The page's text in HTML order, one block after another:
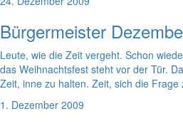
Bürgermeister
Leute, wie die Zeit vergeht. Schon
das Weihnachtsfest steht vor der Tür.
Zeit, inne zu halten. Zeit, sich die Frage
1. Dezember 2009